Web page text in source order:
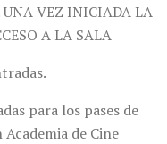
UNA VEZ INICIADA LA
A LA SALA
para los pases de
de Cine